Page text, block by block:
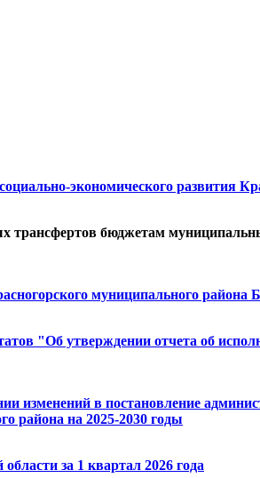
экономического развития
трансфертов бюджетам
муниципального района
"Об утверждении отчета об
изменений в постановление
района на 2025-2030 годы
за 1 квартал 2026 года